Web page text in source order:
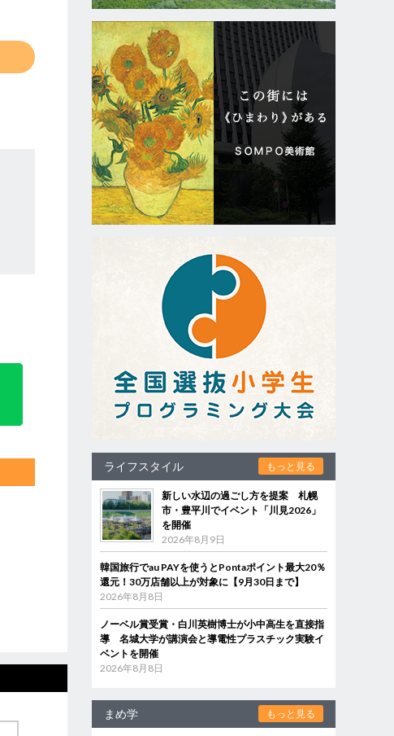
ライフスタイル もっと見る
新しい水辺の過ごし方を提案 札幌
市・豊平川でイベント「川見2026」
を開催
2026年8月9日
韓国旅行でau PAYを使うとPontaポイント最大20％
還元！30万店舗以上が対象に【9月30日まで】
2026年8月8日
ノーベル賞受賞・白川英樹博士が小中高生を直接指
導 名城大学が講演会と導電性プラスチック実験イ
ベントを開催
2026年8月8日
まめ学 もっと見る